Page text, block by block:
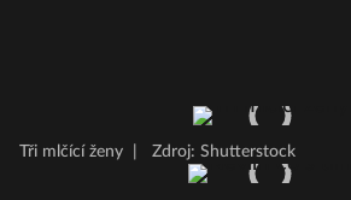
Tři mlčící ženy Zdroj: Shutterstock